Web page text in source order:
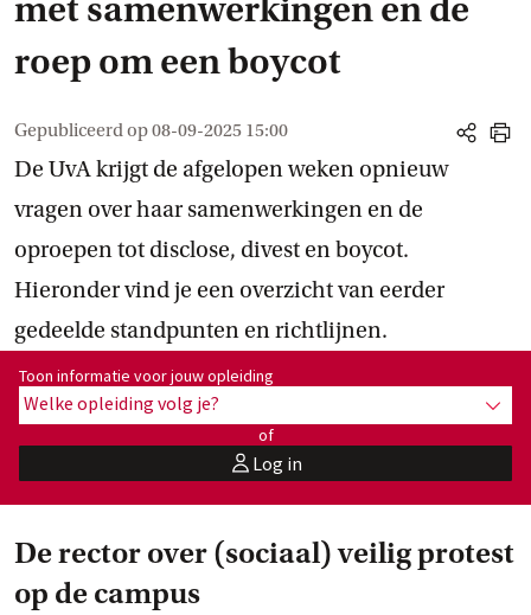
met samenwerkingen en de
roep om een boycot
Gepubliceerd op08-09-2025 15:00
share
print
De UvA krijgt de afgelopen weken opnieuw
vragen over haar samenwerkingen en de
oproepen tot disclose, divest en boycot.
Hieronder vind je een overzicht van eerder
gedeelde standpunten en richtlijnen.
Toon informatie voor opleiding:
Toon informatie voor jouw opleiding
Welke opleiding volg je? toon
of
userLog in
De rector over (sociaal) veilig protest
op de campus